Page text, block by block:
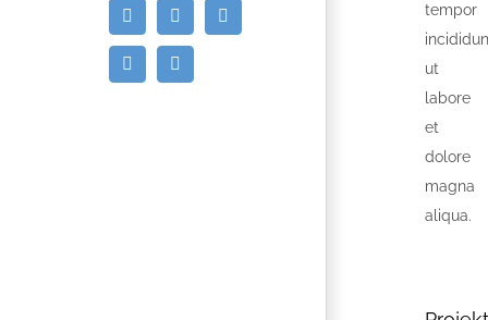
E-
mail
FacebookInstagram
SpotifyYouTube
tempor
ut
labore
et
dolore
magna
aliqua.